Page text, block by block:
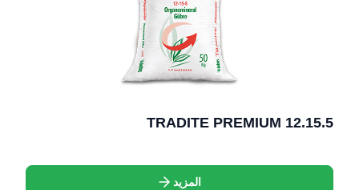
TRADITE PREMIUM 12.15.5
المزيد